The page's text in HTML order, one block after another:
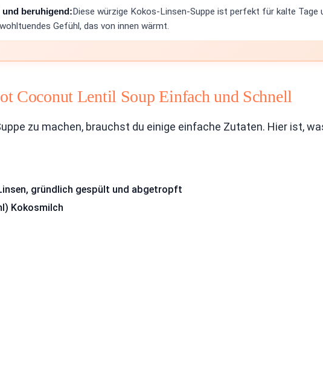
und beruhigend:Diese würzige Kokos-Linsen-Suppe ist perfekt für kalte Tage
Gefühl, das von innen wärmt.
Coconut Lentil Soup Einfach und Schnell
zu machen, brauchst du einige einfache Zutaten. Hier ist,
gründlich gespült und abgetropft
Kokosmilch